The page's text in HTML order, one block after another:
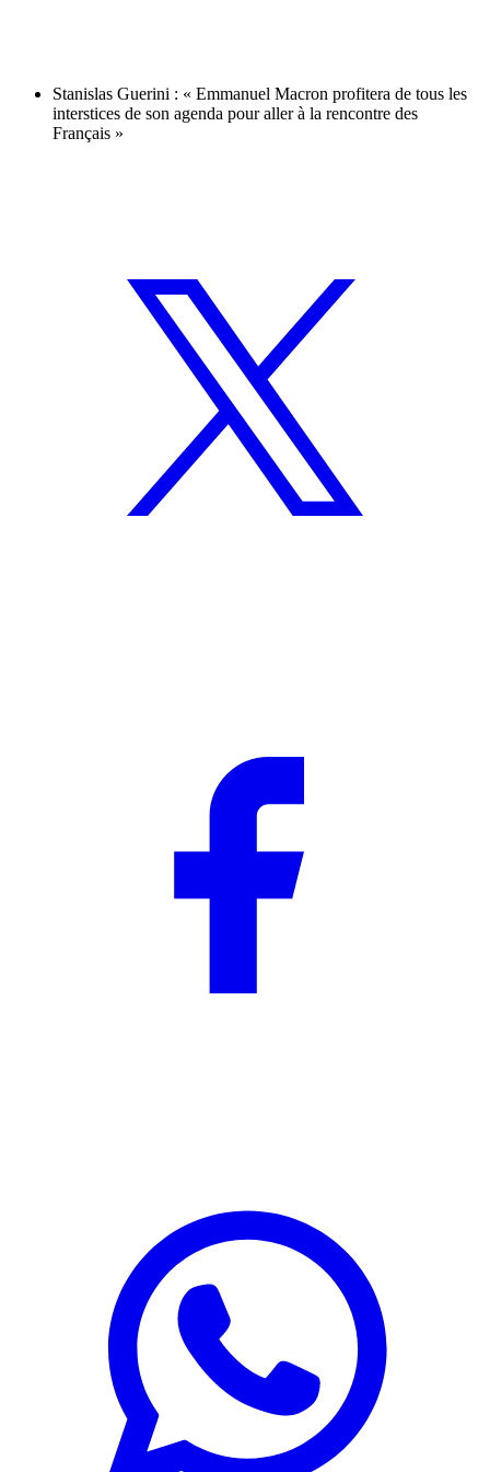
Stanislas Guerini : « Emmanuel Macron profitera de tous les
interstices de son agenda pour aller à la rencontre des
Français »